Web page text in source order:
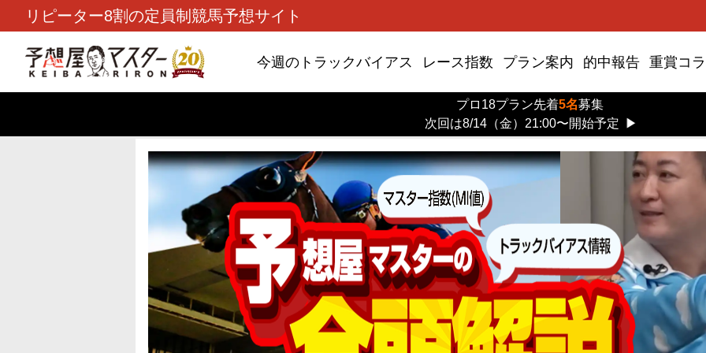
リピーター8割の定員制競馬予想サイト
今週のトラックバイアス レース指数 プラン案内 的中報告 重賞コ
プロ18プラン先着5名募集
次回は8/14（金）21:00〜開始予定
▶